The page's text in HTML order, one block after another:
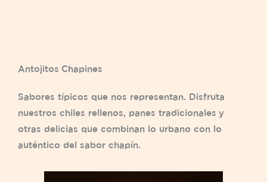
Antojitos Chapines
Sabores típicos que nos representan. Disfruta
nuestros chiles rellenos, panes tradicionales y
otras delicias que combinan lo urbano con lo
auténtico del sabor chapín.